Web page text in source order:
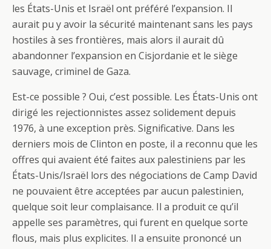
les États-Unis et Israël ont préféré l’expansion. Il
aurait pu y avoir la sécurité maintenant sans les pays
hostiles à ses frontières, mais alors il aurait dû
abandonner l’expansion en Cisjordanie et le siège
sauvage, criminel de Gaza.
Est-ce possible ? Oui, c’est possible. Les États-Unis ont
dirigé les rejectionnistes assez solidement depuis
1976, à une exception près. Significative. Dans les
derniers mois de Clinton en poste, il a reconnu que les
offres qui avaient été faites aux palestiniens par les
États-Unis/Israël lors des négociations de Camp David
ne pouvaient être acceptées par aucun palestinien,
quelque soit leur complaisance. Il a produit ce qu’il
appelle ses paramètres, qui furent en quelque sorte
flous, mais plus explicites. Il a ensuite prononcé un